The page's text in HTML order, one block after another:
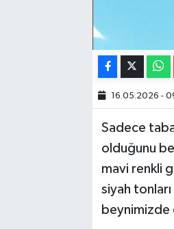
16.05.2026 -
Sadece
olduğunu
mavi renkli
siyah
beynimizde